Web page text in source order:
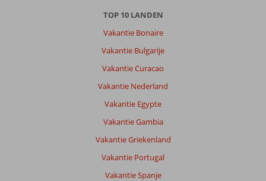
TOP 10 LANDEN
Vakantie Bonaire
Vakantie Bulgarije
Vakantie Curacao
Vakantie Nederland
Vakantie Egypte
Vakantie Gambia
Vakantie Griekenland
Vakantie Portugal
Vakantie Spanje